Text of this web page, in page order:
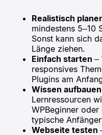
Realistisch
mindestens 5–10
Sonst kann sich
Länge ziehen.
Einfach starten–
responsives
Plugins am
Wissen
Lernressourcen
WPBeginner
typische
Webseite testen